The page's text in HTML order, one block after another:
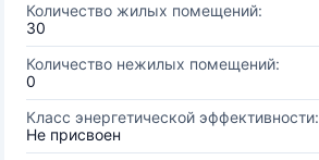
Количество жилых помещений:
30
Количество нежилых помещений:
0
Класс энергетической эффективности:
Не присвоен